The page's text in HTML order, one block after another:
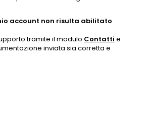
account non risulta abilitato
tramite il modulo Contatti e
inviata sia corretta e